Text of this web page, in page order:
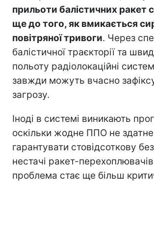
прильоти балістичних ракет
ще до того, як вмикається
повітряної тривоги. Через
балістичної траєкторії та
польоту радіолокаційні
завжди можуть вчасно
загрозу.
Іноді в системі виникають
оскільки жодне ППО не здатне
гарантувати стовідсоткову
нестачі ракет-
проблема стає ще більш